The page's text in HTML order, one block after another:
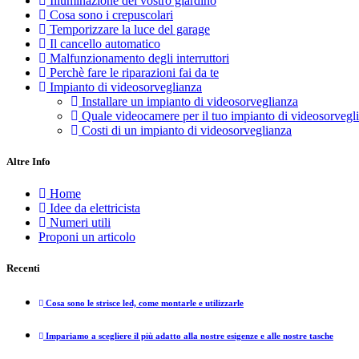
Cosa sono i crepuscolari
Temporizzare la luce del garage
Il cancello automatico
Malfunzionamento degli interruttori
Perchè fare le riparazioni fai da te
Impianto di videosorveglianza
Installare un impianto di videosorveglianza
Quale videocamere per il tuo impianto di
Costi di un impianto di videosorveglianza
Altre Info
Home
Idee da elettricista
Numeri utili
Proponi un articolo
Recenti
Cosa sono le strisce led, come montarle e utilizzarle
Impariamo a scegliere il più adatto alla nostre esigenze e alle nostre tasche